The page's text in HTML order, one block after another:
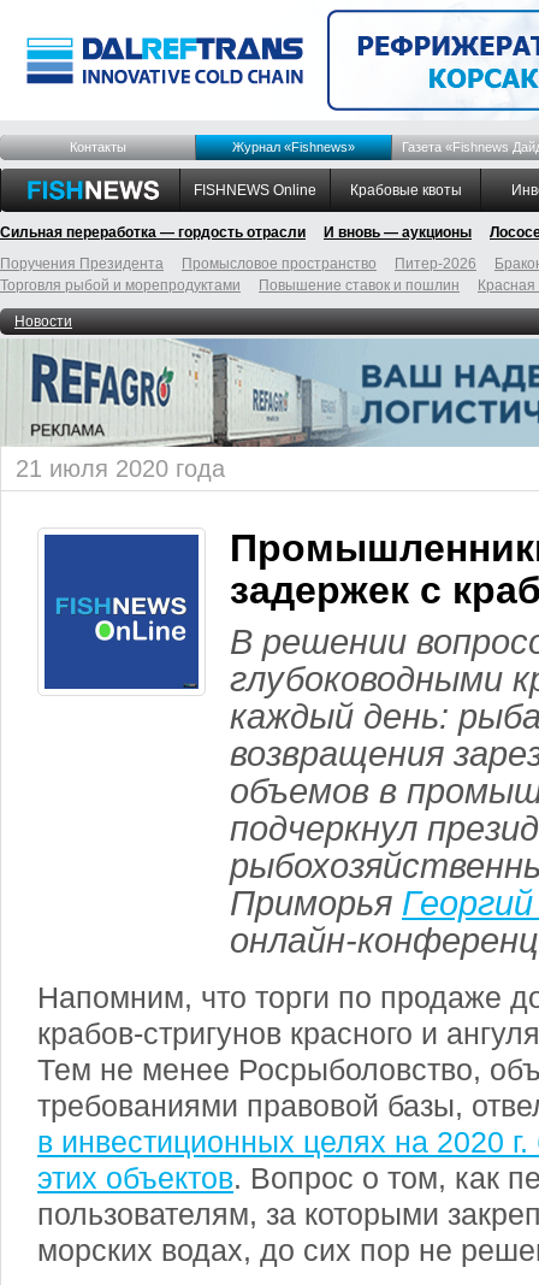
Контакты Журнал «Fishnews» Газета «Fishnews
FISHNEWS Online Крабовые квоты
Сильная переработка — гордость отрасли И вновь — аукционы
Поручения Президента
Промысловое пространство Питер-2026
Торговля рыбой и морепродуктами
Повышение ставок и пошлин
Новости
21 июля 2020 года
задержек с
В решении
глубоководными
каждый день:
возвращения
объемов в
подчеркнул
Приморья
онлайн-
Напомним, что торги по продаже
крабов-стригунов красного и
Тем не менее Росрыболовство,
требованиями правовой базы,
в инвестиционных целях на 2020
этих объектов. Вопрос о том, как
пользователям, за которыми
морских водах, до сих пор не